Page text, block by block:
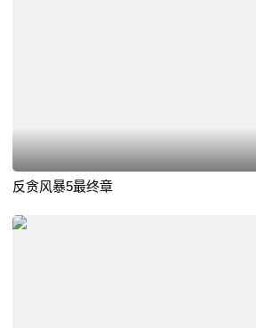
反贪风暴5最终章